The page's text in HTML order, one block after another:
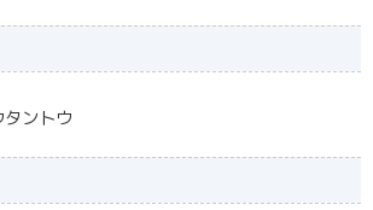
ントウ